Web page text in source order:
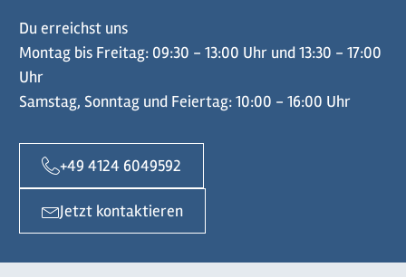
Du erreichst uns
Montag bis Freitag: 09:30 - 13:00 Uhr und 13:30 - 17:00
Uhr
Samstag, Sonntag und Feiertag: 10:00 - 16:00 Uhr
+49 4124 6049592
Jetzt kontaktieren